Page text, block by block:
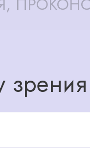
зрения